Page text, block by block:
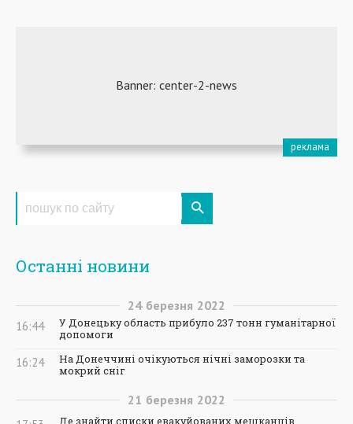
Останні новини
24 березня 2022
16:44
У Донецьку область прибуло 237 тонн гуманітарної
допомоги
16:24
На Донеччині очікуються нічні заморозки та
мокрий сніг
21 березня 2022
Де знайти списки евакуйованих мешканців